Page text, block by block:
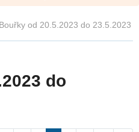
Bouřky od 20.5.2023 do 23.5.2023
do